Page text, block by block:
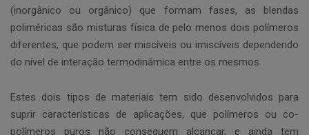
(inorgânico ou orgânico) que formam fases, as blendas
poliméricas são misturas física de pelo menos dois polímeros
diferentes, que podem ser miscíveis ou imiscíveis dependendo
do nível de interação termodinâmica entre os mesmos.
Estes dois tipos de materiais tem sido desenvolvidos para
suprir características de aplicações, que polímeros ou co-
polímeros puros não conseguem alcançar, e ainda tem